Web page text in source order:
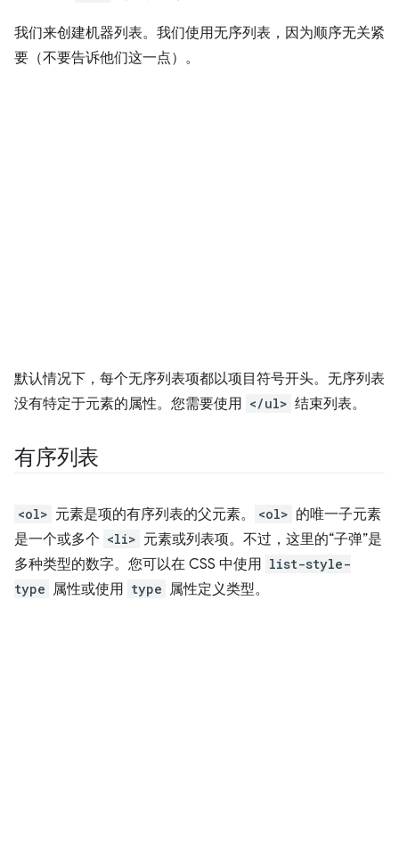
我们来创建机器列表。我们使用无序列表，因为顺序无关紧
要（不要告诉他们这一点）。
默认情况下，每个无序列表项都以项目符号开头。无序列表
没有特定于元素的属性。您需要使用 </ul> 结束列表。
有序列表
<ol> 元素是项的有序列表的父元素。 <ol> 的唯一子元素
是一个或多个 <li> 元素或列表项。不过，这里的“子弹”是
多种类型的数字。您可以在 CSS 中使用 list-style-
type 属性或使用 type 属性定义类型。